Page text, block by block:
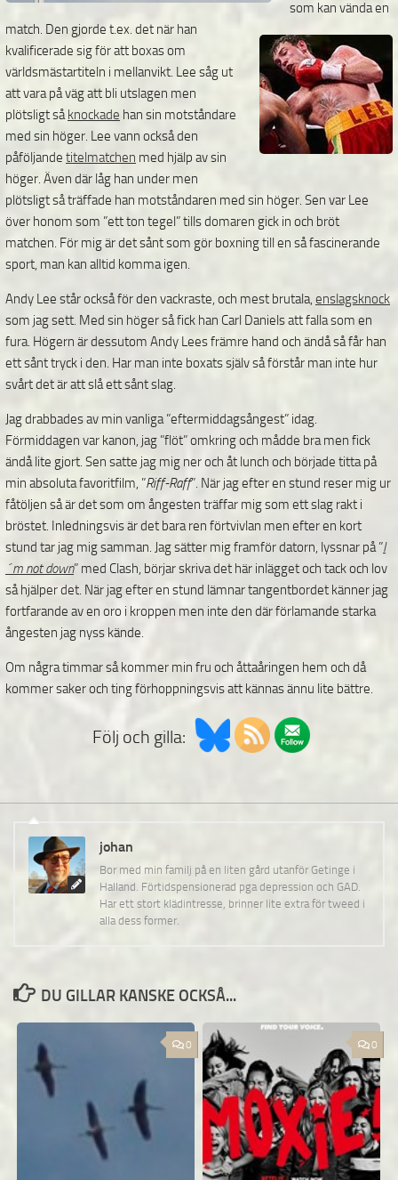
som kan vända en
match. Den gjorde t.ex. det när han
kvalificerade sig för att boxas om
världsmästartiteln i mellanvikt. Lee såg ut
att vara på väg att bli utslagen men
plötsligt såknockade han sin motståndare
med sin höger. Lee vann också den
påföljande titelmatchen med hjälp av sin
höger. Även där låg han under men
plötsligt så träffade han motståndaren med sin höger. Sen var Lee
över honom som ”ett ton tegel” tills domaren gick in och bröt
matchen. För mig är det sånt som gör boxning till en så fascinerande
sport, man kan alltid komma igen.
Andy Lee står också för den vackraste, och mest brutala, enslagsknock
som jag sett. Med sin höger så fick han Carl Daniels att falla som en
fura. Högern är dessutom Andy Lees främre hand och ändå så får han
ett sånt tryck i den. Har man inte boxats själv så förstår man inte hur
svårt det är att slå ett sånt slag.
Jag drabbades av min vanliga ”eftermiddagsångest” idag.
Förmiddagen var kanon, jag ”flöt” omkring och mådde bra men fick
ändå lite gjort. Sen satte jag mig ner och åt lunch och började titta på
min absoluta favoritfilm, ”Riff-Raff”. När jag efter en stund reser mig ur
fåtöljen så är det som om ångesten träffar mig som ett slag rakt i
bröstet. Inledningsvis är det bara ren förtvivlan men efter en kort
stund tar jag mig samman. Jag sätter mig framför datorn, lyssnar på ”I
´m not down” med Clash, börjar skriva det här inlägget och tack och lov
så hjälper det. När jag efter en stund lämnar tangentbordet känner jag
fortfarande av en oro i kroppen men inte den där förlamande starka
ångesten jag nyss kände.
Om några timmar så kommer min fru och åttaåringen hem och då
kommer saker och ting förhoppningsvis att kännas ännu lite bättre.
Följ och gilla:
johan
Bor med min familj på en liten gård utanför Getinge i
Halland. Förtidspensionerad pga depression och GAD.
Har ett stort klädintresse, brinner lite extra för tweed i
alla dess former.
DU GILLAR KANSKE OCKSÅ...
0 0